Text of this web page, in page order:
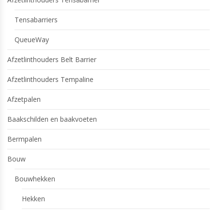
Tensabarriers
QueueWay
Afzetlinthouders Belt Barrier
Afzetlinthouders Tempaline
Afzetpalen
Baakschilden en baakvoeten
Bermpalen
Bouw
Bouwhekken
Hekken